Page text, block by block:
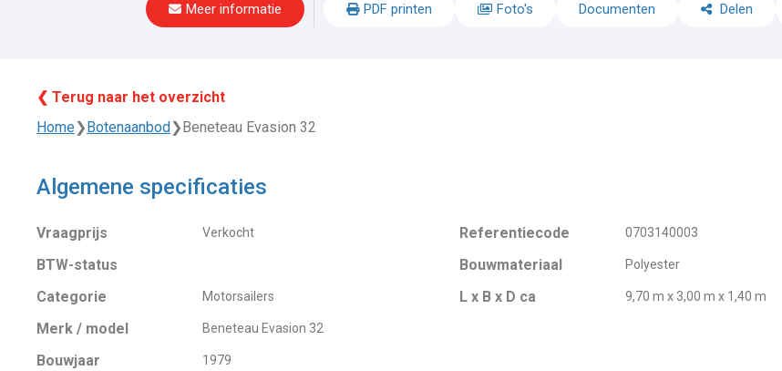
Meer informatie PDF printen Foto's Documenten Delen
❮ Terug naar het overzicht
Home❯ Botenaanbod ❯ Beneteau Evasion 32
Algemene specificaties
Vraagprijs Verkocht
BTW-status
Categorie
Motorsailers
Merk / model Beneteau Evasion 32
Bouwjaar 1979
Referentiecode 0703140003
Bouwmateriaal Polyester
L x B x D ca 9,70 m x 3,00 m x 1,40 m